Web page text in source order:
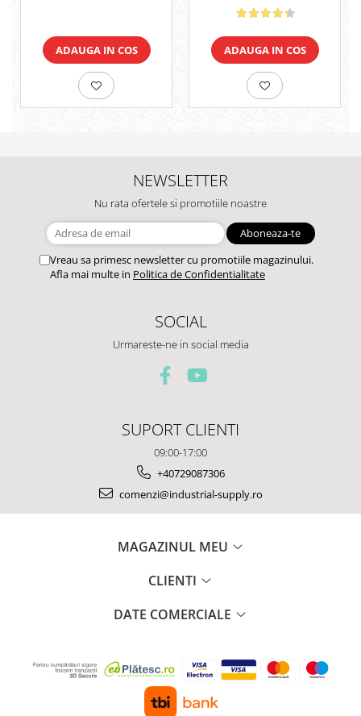
ADAUGA IN COS ADAUGA IN COS
NEWSLETTER
Nu rata ofertele si promotiile noastre
Vreau sa primesc newsletter cu promotiile magazinului.
Afla mai multe in Politica de Confidentialitate
SOCIAL
Urmareste-ne in social media
SUPORT CLIENTI
09:00-17:00
+40729087306
comenzi@industrial-supply.ro
MAGAZINUL MEU
CLIENTI
DATE COMERCIALE